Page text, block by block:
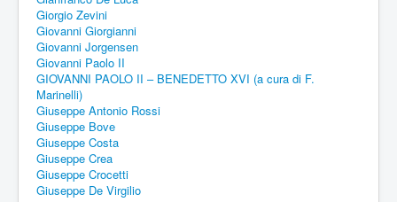
Giorgio Zevini
Giovanni Giorgianni
Giovanni Jorgensen
Giovanni Paolo II
GIOVANNI PAOLO II – BENEDETTO XVI (a cura di F.
Marinelli)
Giuseppe Antonio Rossi
Giuseppe Bove
Giuseppe Costa
Giuseppe Crea
Giuseppe Crocetti
Giuseppe De Virgilio